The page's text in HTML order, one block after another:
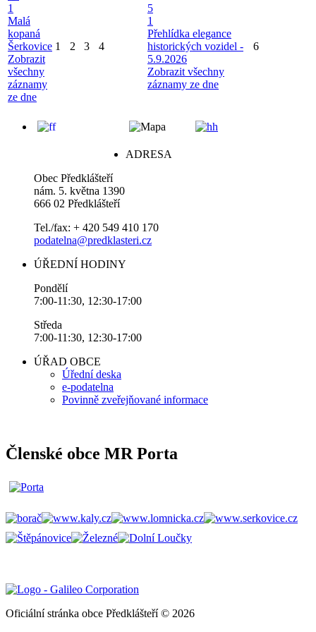
1
Malá
kopaná
Šerkovice
Zobrazit
všechny
záznamy
ze dne
1 2 3 4
5
1
Přehlídka elegance
historických vozidel -
5.9.2026
Zobrazit všechny
záznamy ze dne
6
ADRESA
Obec Předklášteří
nám. 5. května 1390
666 02 Předklášteří
Tel./fax: + 420 549 410 170
podatelna@predklasteri.cz
ÚŘEDNÍ HODINY
Pondělí
7:00-11:30, 12:30-17:00
Středa
7:00-11:30, 12:30-17:00
ÚŘAD OBCE
Úřední deska
e-podatelna
Povinně zveřejňované informace
Členské obce MR Porta
Oficiální stránka obce Předklášteří © 2026